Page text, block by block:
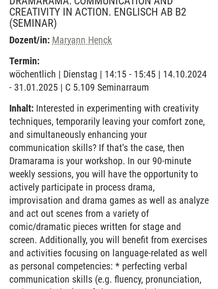
CREATIVITY IN ACTION. ENGLISCH AB B2
(SEMINAR)
Dozent/in: Maryann Henck
Termin:
wöchentlich | Dienstag | 14:15 - 15:45 | 14.10.2024
- 31.01.2025 | C 5.109 Seminarraum
Inhalt: Interested in experimenting with creativity
techniques, temporarily leaving your comfort zone,
and simultaneously enhancing your
communication skills? If that’s the case, then
Dramarama is your workshop. In our 90-minute
weekly sessions, you will have the opportunity to
actively participate in process drama,
improvisation and drama games as well as analyze
and act out scenes from a variety of
comic/dramatic pieces written for stage and
screen. Additionally, you will benefit from exercises
and activities focusing on language-related as well
as personal competencies: * perfecting verbal
communication skills (e.g. fluency, pronunciation,